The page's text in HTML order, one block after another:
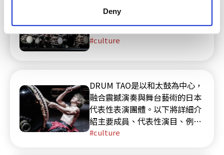
Deny
【演出時程】DRUM TAO
SUPER LIVE 2026
culture
DRUM TAO是以和太鼓為中心，
融合震撼演奏與舞台藝術的日本
代表性表演團體。以下將詳細介
紹主要成員、代表性演目、例行
活動「TAO夏日音樂節」，以及
culture